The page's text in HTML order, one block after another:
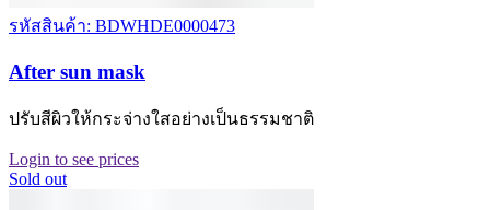
รหัสสินค้า: BDWHDE0000473
After sun mask
ปรับสีผิวให้กระจ่างใสอย่างเป็นธรรมชาติ
Login to see prices
Sold out